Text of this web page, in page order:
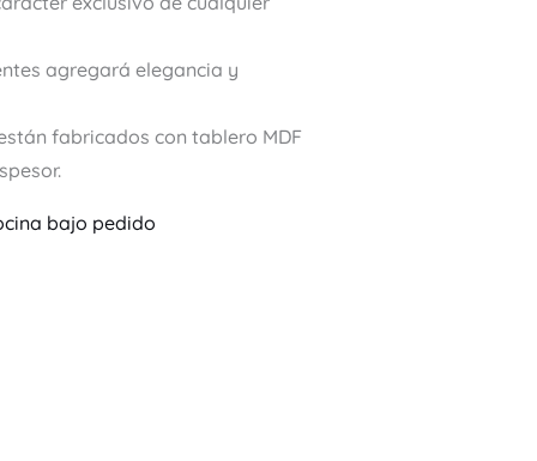
agregará elegancia y
fabricados con tablero MDF
bajo pedido